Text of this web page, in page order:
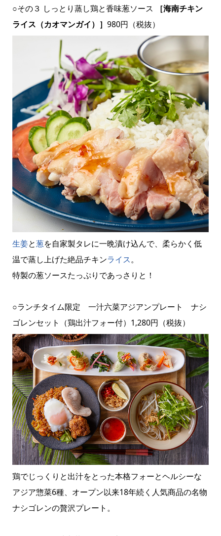
○その３ しっとり蒸し鶏と香味葱ソース
［海南チキン
ライス（カオマンガイ）］ 980円（税抜）
生姜と葱を自家製タレに一晩漬け込んで、柔らかく低
温で蒸し上げた絶品チキンライス。
特製の葱ソースたっぷりであっさりと！
○ランチタイム限定 一汁六菜アジアンプレート ナシ
ゴレンセット（鶏出汁フォー付）1,280円（税抜）
鶏でじっくりと出汁をとった本格フォーとヘルシーな
アジア惣菜6種、オープン以来18年続く人気商品の名物
ナシゴレンの贅沢プレート。